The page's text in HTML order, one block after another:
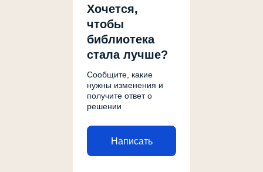
Хочется,
чтобы
библиотека
стала лучше?
Сообщите, какие
нужны изменения и
получите ответ о
решении
Написать